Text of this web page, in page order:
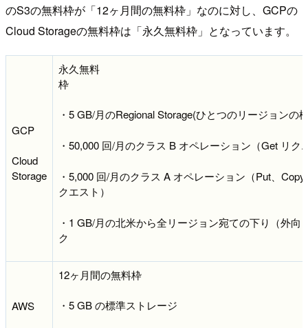
のS3の無料枠が「12ヶ月間の無料枠」なのに対し、GCPの
Cloud Storageの無料枠は「永久無料枠」となっています。
GCP
Cloud
Storage
永久無料
枠
・5 GB/月のRegional Storage(ひとつのリージョンの
・50,000 回/月のクラス B オペレーション（Get リク
・5,000 回/月のクラス A オペレーション（Put、
クエスト）
・1 GB/月の北米から全リージョン宛ての下り（外向
ク
AWS
12ヶ月間の無料枠
・5 GB の標準ストレージ